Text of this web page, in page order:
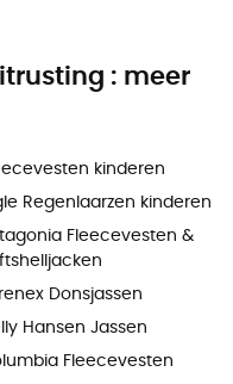
: meer
kinderen
Regenlaarzen kinderen
Fleecevesten &
Donsjassen
Hansen Jassen
Fleecevesten